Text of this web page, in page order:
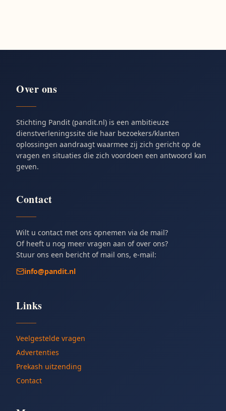
Over ons
Stichting Pandit (pandit.nl) is een ambitieuze
dienstverleningssite die haar bezoekers/klanten
oplossingen aandraagt waarmee zij zich gericht op de
vragen en situaties die zich voordoen een antwoord kan
geven.
Contact
Wilt u contact met ons opnemen via de mail?
Of heeft u nog meer vragen aan of over ons?
Stuur ons een bericht of mail ons, e-mail:
info@pandit.nl
Links
Veelgestelde vragen
Advertenties
Prekash uitzending
Contact